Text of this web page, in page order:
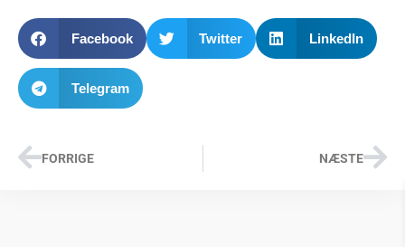
Facebook Twitter LinkedIn
Telegram
FORRIGE NÆSTE